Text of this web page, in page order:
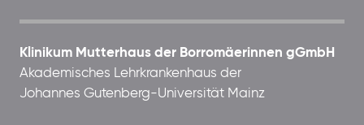
Klinikum Mutterhaus der Borromäerinnen gGmbH
Akademisches Lehrkrankenhaus der
Johannes Gutenberg-Universität Mainz